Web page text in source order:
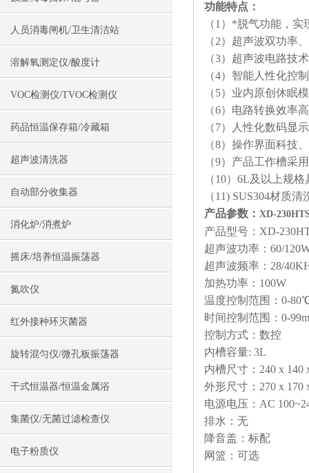
人员消毒闸机/卫生清洁站
溶解氧测定仪/酸度计
VOC检测仪/TVOC检测仪
药品恒温保存箱/冷藏箱
超声波清洗器
自动部分收集器
消化炉/消煮炉
摇床/培养恒温振荡器
氮吹仪
红外接种环灭菌器
旋转混匀仪/微孔板振荡器
干式恒温器/恒温金属浴
集菌仪/无菌过滤检查仪
电子粉质仪
功能特点：
（1）*脱气功能，
（2）超声波双功率
（3）超声波电路技
（4）智能人性化控
（5）业内原创休眠
（6）电路转换效率
（7）人性化数码显
（8）操作界面科技
（9）产品工作槽采
（10）6L及以上规
（11) SUS304材质
产品参数： XD-
产品型号：XD-
超声波功率：60/
超声波频率：28/
加热功率：100W
温度控制范围：0-
时间控制范围：0-
控制方式：数控
内槽容量: 3L
内槽尺寸：240 x 140
外形尺寸：270 x 170
电源电压：AC
排水：无
降音盖：标配
网篮：可选